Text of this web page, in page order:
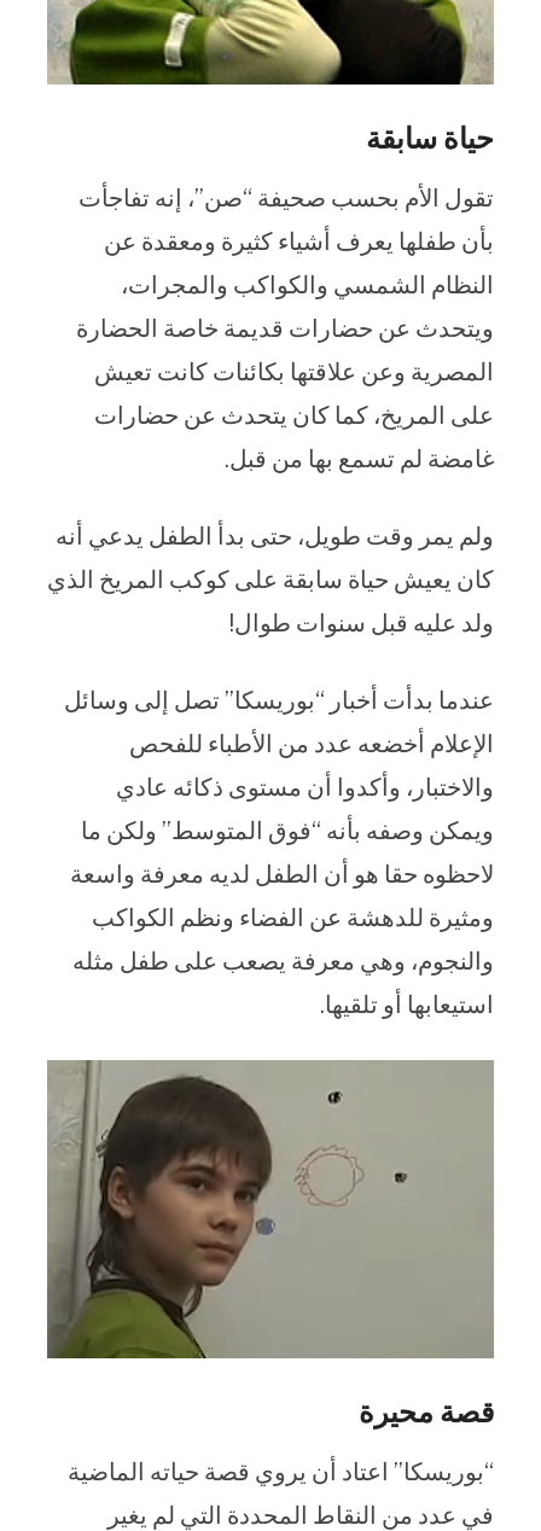
حياة سابقة
تقول الأم بحسب صحيفة “صن”، إنه تفاجأت
بأن طفلها يعرف أشياء كثيرة ومعقدة عن
النظام الشمسي والكواكب والمجرات،
ويتحدث عن حضارات قديمة خاصة الحضارة
المصرية وعن علاقتها بكائنات كانت تعيش
على المريخ، كما كان يتحدث عن حضارات
غامضة لم تسمع بها من قبل.
ولم يمر وقت طويل، حتى بدأ الطفل يدعي أنه
كان يعيش حياة سابقة على كوكب المريخ الذي
ولد عليه قبل سنوات طوال!
عندما بدأت أخبار “بوريسكا” تصل إلى وسائل
الإعلام أخضعه عدد من الأطباء للفحص
والاختبار، وأكدوا أن مستوى ذكائه عادي
ويمكن وصفه بأنه “فوق المتوسط” ولكن ما
لاحظوه حقا هو أن الطفل لديه معرفة واسعة
ومثيرة للدهشة عن الفضاء ونظم الكواكب
والنجوم، وهي معرفة يصعب على طفل مثله
استيعابها أو تلقيها.
قصة محيرة
“بوريسكا” اعتاد أن يروي قصة حياته الماضية
في عدد من النقاط المحددة التي لم يغير